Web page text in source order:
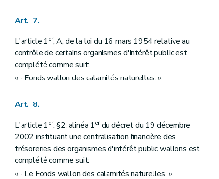
Art. 122
Art. 124
Art. 125
Art. 126
Art. 127
Art. 128
Chapitre VIII Mesures apportées en matière d'agriculture
Art. 130
Chapitre IX
Mesures en matière fiscale
Section 1 re
Introduction d'une taxe régionale additionnelle à l'impôt des personnes physiques
Art. 132
Art. 133
Section 2 Modification du décret du 6 mai 1999 relatif à l'établissement, au recouvrement et au contentieux en matière de taxes régionales wallonnes, en ce qui concerne le délai d'imposition et d'exigibilité des taxes
Art. 135
Art. 7.
L'article 1er, A, de la loi du 16 mars 1954 relative au
contrôle de certains organismes d'intérêt public est
complété comme suit:
« - Fonds wallon des calamités naturelles. ».
Art. 8.
L'article 1er, §2, alinéa 1erdu décret du 19 décembre
2002 instituant une centralisation financière des
trésoreries des organismes d'intérêt public wallons est
complété comme suit:
« - Le Fonds wallon des calamités naturelles. ».